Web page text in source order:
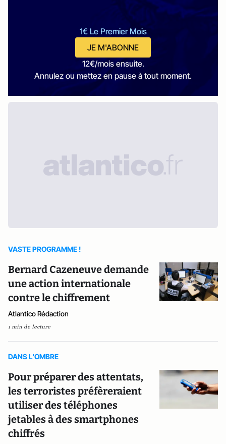
1€ Le Premier Mois
JE M'ABONNE
12€/mois ensuite.
Annulez ou mettez en pause à tout moment.
VASTE PROGRAMME !
Bernard Cazeneuve demande
une action internationale
contre le chiffrement
Atlantico Rédaction
1 min de lecture
DANS L'OMBRE
Pour préparer des attentats,
les terroristes préfèreraient
utiliser des téléphones
jetables à des smartphones
chiffrés